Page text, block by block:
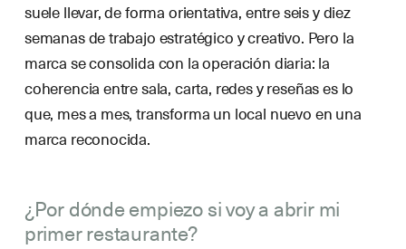
suele llevar, de forma orientativa, entre seis y diez
semanas de trabajo estratégico y creativo. Pero la
marca se consolida con la operación diaria: la
coherencia entre sala, carta, redes y reseñas es lo
que, mes a mes, transforma un local nuevo en una
marca reconocida.
¿Por dónde empiezo si voy a abrir mi
primer restaurante?